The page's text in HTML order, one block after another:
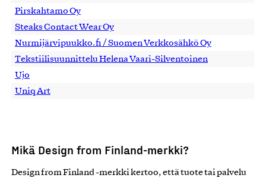
Pirskahtamo Oy
Steaks Contact Wear Oy
Nurmijärvipuukko.fi / Suomen Verkkosähkö Oy
Tekstiilisuunnittelu Helena Vaari-Silventoinen
Ujo
Uniq Art
Mikä Design from Finland-merkki?
Design from Finland -merkki kertoo, että tuote tai palvelu